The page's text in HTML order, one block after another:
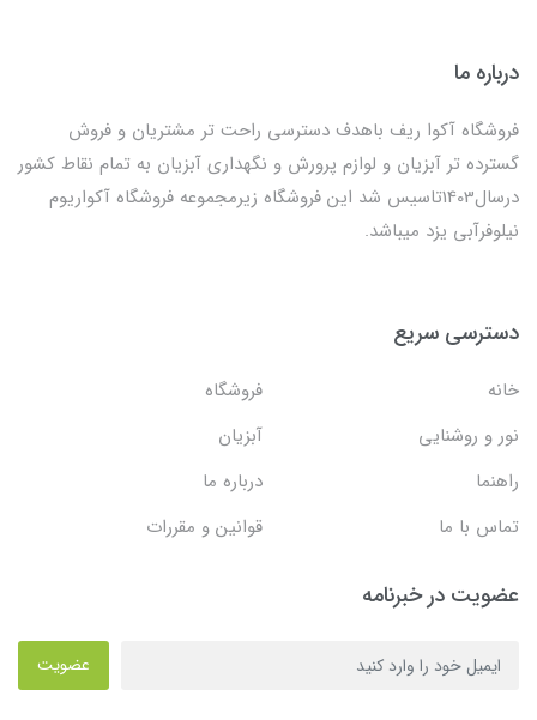
درباره ما
فروشگاه آکوا ریف باهدف دسترسی راحت تر مشتریان و فروش
گسترده تر آبزیان و لوازم پرورش و نگهداری آبزیان به تمام نقاط کشور
درسال1403تاسیس شد این فروشگاه زیرمجموعه فروشگاه آکواریوم
نیلوفرآبی یزد میباشد.
دسترسی سریع
خانه
فروشگاه
نور و روشنایی
آبزیان
راهنما
درباره ما
تماس با ما
قوانین و مقررات
عضویت در خبرنامه
عضویت